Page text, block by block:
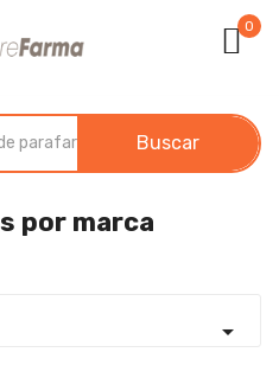
0
Buscar
por marca
